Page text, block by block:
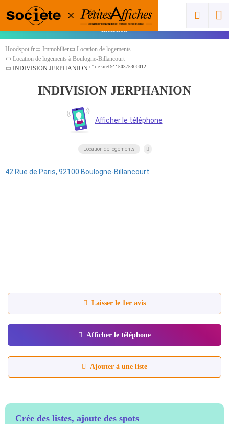
Vous êtes un pro ? Cliquez ici pour ajouter
gratuitement votre spot et gagner en visibilité sur
internet.
Hoodspot.fr Immobilier
Location de logements
Location de logements à Boulogne-Billancourt
INDIVISION JERPHANION n° de siret 91150375300012
INDIVISION JERPHANION
Location de logements
42 Rue de Paris, 92100 Boulogne‑Billancourt
Laisser le 1er avis
Afficher le téléphone
Ajouter à une liste
Crée des listes, ajoute des spots